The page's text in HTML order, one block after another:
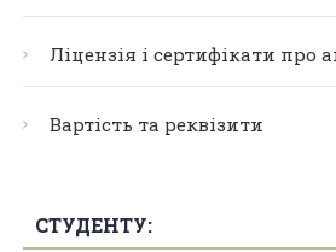
Ліцензія і сертифікати про
Вартість та реквізити
СТУДЕНТУ: